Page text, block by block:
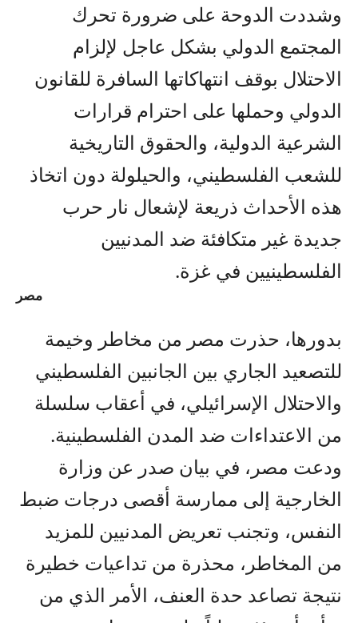
وشددت الدوحة على ضرورة تحرك
المجتمع الدولي بشكل عاجل لإلزام
الاحتلال بوقف انتهاكاتها السافرة للقانون
الدولي وحملها على احترام قرارات
الشرعية الدولية، والحقوق التاريخية
للشعب الفلسطيني، والحيلولة دون اتخاذ
هذه الأحداث ذريعة لإشعال نار حرب
جديدة غير متكافئة ضد المدنيين
الفلسطينيين في غزة.
مصر
بدورها، حذرت مصر من مخاطر وخيمة
للتصعيد الجاري بين الجانبين الفلسطيني
والاحتلال الإسرائيلي، في أعقاب سلسلة
من الاعتداءات ضد المدن الفلسطينية.
ودعت مصر، في بيان صدر عن وزارة
الخارجية إلى ممارسة أقصى درجات ضبط
النفس، وتجنب تعريض المدنيين للمزيد
من المخاطر، محذرة من تداعيات خطيرة
نتيجة تصاعد حدة العنف، الأمر الذي من